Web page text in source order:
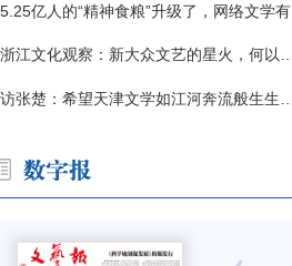
5.25亿人的“精神食粮”升级了，网络文学有了哪些新变化？
浙江文化观察：新大众文艺的星火，何以燎原？
访张楚：希望天津文学如江河奔流般生生不息